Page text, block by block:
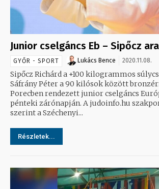
Junior cselgáncs Eb – Sipőcz
GYŐR - SPORT Lukács Bence 2020.11.08.
Sipőcz Richárd a +100 kilogrammos
Sáfrány Péter a 90 kilósok között
Porecben rendezett junior cselgáncs
pénteki zárónapján. A judoinfo.hu szakportál beszámolója
szerint a Széchenyi...
Részletek...